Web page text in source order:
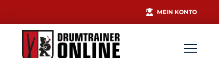
MEIN KONTO